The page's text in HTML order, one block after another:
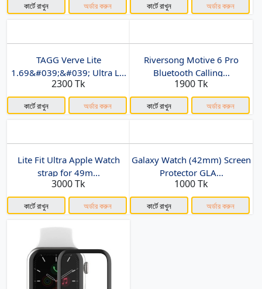
কার্টে রাখুন অর্ডার করুন কার্টে রাখুন অর্ডার করুন
TAGG Verve Lite
1.69&#039;&#039; Ultra L...
2300 Tk
কার্টে রাখুন অর্ডার করুন
Riversong Motive 6 Pro
Bluetooth Calling...
1900 Tk
কার্টে রাখুন অর্ডার করুন
Lite Fit Ultra Apple Watch
strap for 49m...
3000 Tk
কার্টে রাখুন অর্ডার করুন
Galaxy Watch (42mm) Screen
Protector GLA...
1000 Tk
কার্টে রাখুন অর্ডার করুন